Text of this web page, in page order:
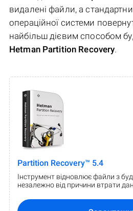
видалені файли, а
операційної системи
найбільш дієвим способом
Hetman Partition Recovery.
Partition Recovery™ 5.4
Інструмент відновлює файли з
незалежно від причини втрати